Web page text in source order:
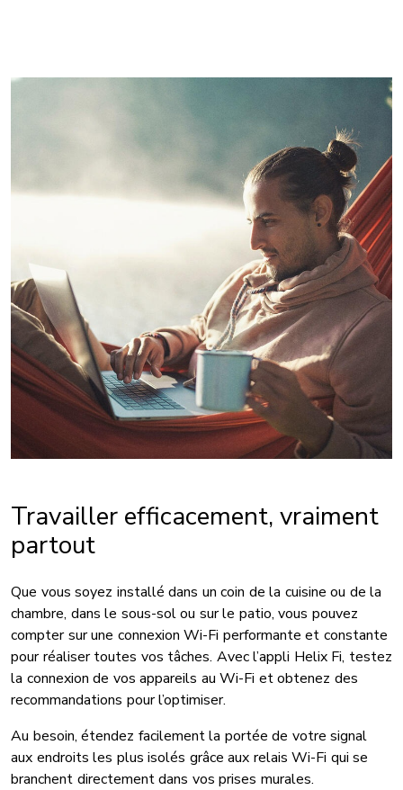
Travailler efficacement, vraiment
partout
Que vous soyez installé dans un coin de la cuisine ou de la
chambre, dans le sous-sol ou sur le patio, vous pouvez
compter sur une connexion Wi-Fi performante et constante
pour réaliser toutes vos tâches. Avec l’appli Helix Fi, testez
la connexion de vos appareils au Wi-Fi et obtenez des
recommandations pour l’optimiser.
Au besoin, étendez facilement la portée de votre signal
aux endroits les plus isolés grâce aux relais Wi-Fi qui se
branchent directement dans vos prises murales.